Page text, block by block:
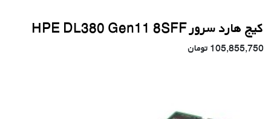
کیج هارد سرور HPE DL380 Gen11 8SFF
105,855,750 تومان